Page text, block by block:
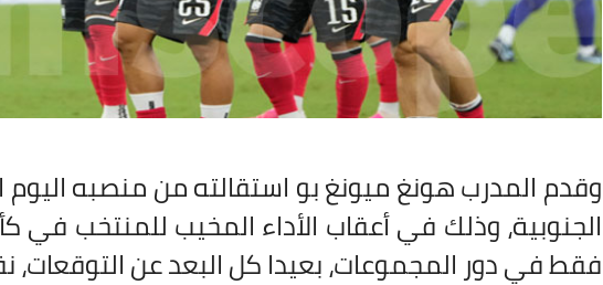
وقدم المدرب هونغ ميونغ بو استقالته من منصبه اليوم
فقط في دور المجموعات، بعيدا كل البعد عن التوقعات،